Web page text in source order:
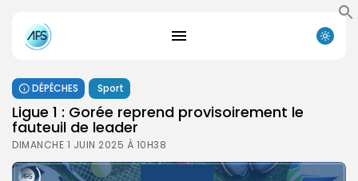
DÉPÊCHES Sport
Ligue 1 : Gorée reprend provisoirement le
fauteuil de leader
DIMANCHE 1 JUIN 2025 À 10H38